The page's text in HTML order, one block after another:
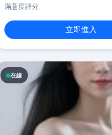
滿意度評分
立即進入
在線